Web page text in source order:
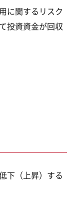
に関するリスク
投資資金が回収
下（上昇）する